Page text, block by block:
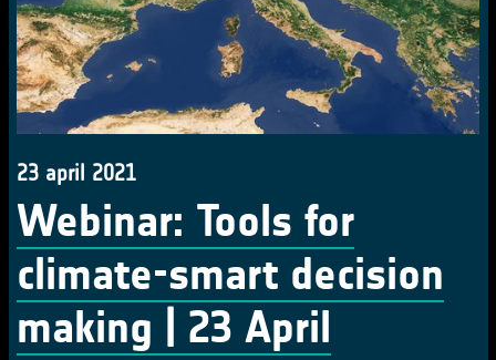
23 april 2021
Webinar: Tools for
climate-smart decision
making | 23 April